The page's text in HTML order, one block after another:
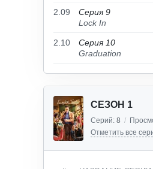
2.09
Серия 9
Lock In
2.10
Серия 10
Graduation
СЕЗОН 1
Серий: 8 /
Отметить все